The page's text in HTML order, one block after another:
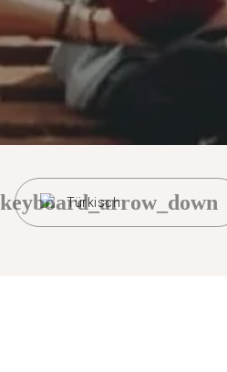
Türkisch
keyboard_arrow_down